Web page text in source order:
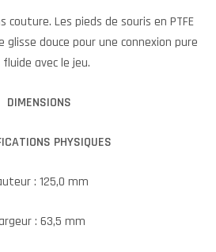
couture. Les pieds de souris en PTFE
douce pour une connexion pure
avec le jeu.
DIMENSIONS
PHYSIQUES
: 125,0 mm
: 63,5 mm